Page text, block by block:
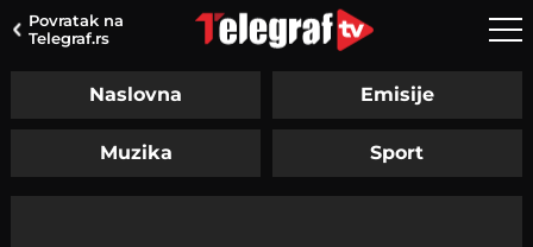
Povratak na
Telegraf.rs
Naslovna Emisije
Muzika Sport